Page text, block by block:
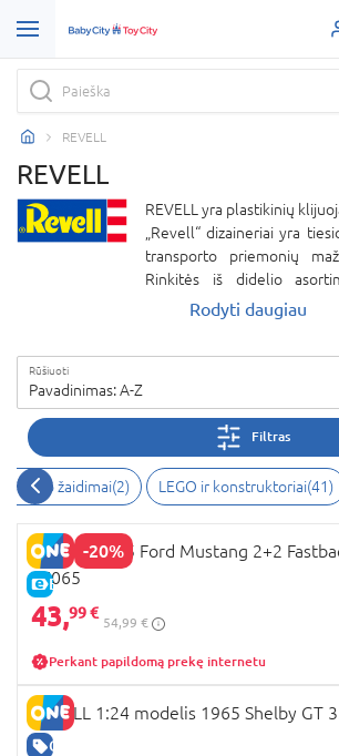
REVELL
REVELL
REVELL yra plastikinių
„Revell“ dizaineriai yra
transporto priemonių
Rinkitės iš didelio
automobilis, laivas,
Rodyti daugiau
Rūšiuoti
Pavadinimas: A-Z
Filtras
žaidimai(2) LEGO ir konstruktoriai(41)
-20%
E-KAINA
REVELL 1965 Ford Mustang 2+2
67065
43,99 €
54,99 €
Perkant papildomą prekę internetu
GERA KAINA
REVELL 1:24 modelis 1965 Shelby GT